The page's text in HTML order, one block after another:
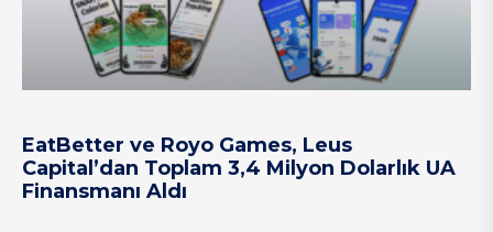
EatBetter ve Royo Games, Leus
Capital’dan Toplam 3,4 Milyon Dolarlık UA
Finansmanı Aldı